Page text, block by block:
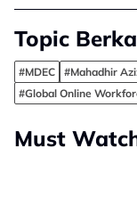
Topic
#MDEC #Mahadhir
#Global Online
Must